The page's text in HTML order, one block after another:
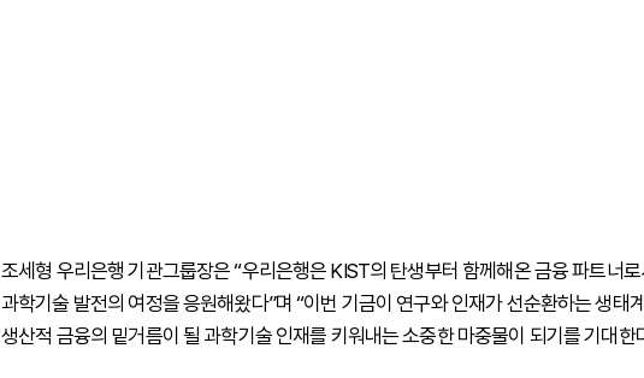
조세형 우리은행 기관그룹장은 “우리은행은 KIST의 탄생부터 함께해온 금융 파트너
과학기술 발전의 여정을 응원해왔다”며 “이번 기금이 연구와 인재가 선순환하는 생태
생산적 금융의 밑거름이 될 과학기술 인재를 키워내는 소중한 마중물이 되기를 기대한